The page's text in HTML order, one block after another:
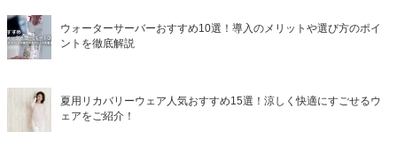
ウォーターサーバーおすすめ10選！導入のメリットや選び方のポイ
ントを徹底解説
夏用リカバリーウェア人気おすすめ15選！涼しく快適にすごせるウ
ェアをご紹介！